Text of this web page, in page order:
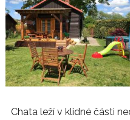
Chata leží v klidné části